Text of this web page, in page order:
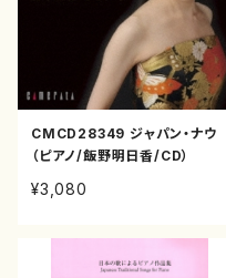
CMCD28349 ジャパン・ナウ
（ピアノ/飯野明日香/CD）
¥3,080